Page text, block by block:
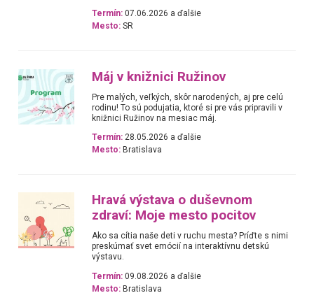
Termín: 07.06.2026 a ďalšie
Mesto: SR
Máj v knižnici Ružinov
Pre malých, veľkých, skôr narodených, aj pre celú
rodinu! To sú podujatia, ktoré si pre vás pripravili v
knižnici Ružinov na mesiac máj.
Termín: 28.05.2026 a ďalšie
Mesto: Bratislava
Hravá výstava o duševnom
zdraví: Moje mesto pocitov
Ako sa cítia naše deti v ruchu mesta? Príďte s nimi
preskúmať svet emócií na interaktívnu detskú
výstavu.
Termín: 09.08.2026 a ďalšie
Mesto: Bratislava